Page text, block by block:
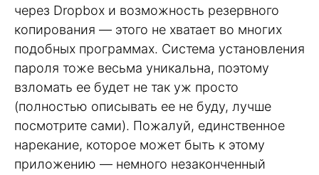
через Dropbox и возможность резервного
копирования — этого не хватает во многих
подобных программах. Система установления
пароля тоже весьма уникальна, поэтому
взломать ее будет не так уж просто
(полностью описывать ее не буду, лучше
посмотрите сами). Пожалуй, единственное
нарекание, которое может быть к этому
приложению — немного незаконченный